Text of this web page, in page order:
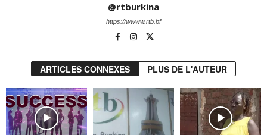
@rtburkina
https://wwww.rtb.bf
ARTICLES CONNEXES PLUS DE L'AUTEUR